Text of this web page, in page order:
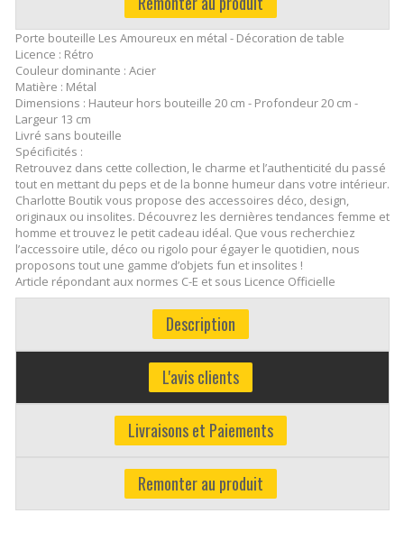
Porte bouteille Les Amoureux en métal - Décoration de table
Licence : Rétro
Couleur dominante : Acier
Matière : Métal
Dimensions : Hauteur hors bouteille 20 cm - Profondeur 20 cm -
Largeur 13 cm
Livré sans bouteille
Spécificités :
Retrouvez dans cette collection, le charme et l’authenticité du passé
tout en mettant du peps et de la bonne humeur dans votre intérieur.
Charlotte Boutik vous propose des accessoires déco, design,
originaux ou insolites. Découvrez les dernières tendances femme et
homme et trouvez le petit cadeau idéal. Que vous recherchiez
l’accessoire utile, déco ou rigolo pour égayer le quotidien, nous
proposons tout une gamme d’objets fun et insolites !
Article répondant aux normes C-E et sous Licence Officielle
Description
L'avis clients
Livraisons et Paiements
Remonter au produit